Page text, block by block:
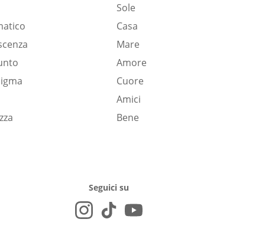
Sole
Casa
Mare
Amore
Cuore
Amici
Bene
Seguici su